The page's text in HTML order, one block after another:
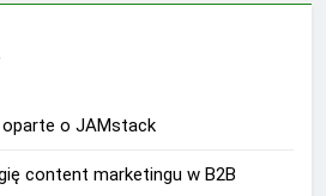
o JAMstack
content marketingu w B2B